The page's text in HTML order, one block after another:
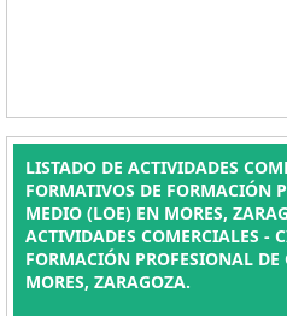
LISTADO DE ACTIVIDADES
FORMATIVOS DE FORMACIÓN
MEDIO (LOE) EN MORES,
ACTIVIDADES COMERCIALES -
FORMACIÓN PROFESIONAL
MORES, ZARAGOZA.